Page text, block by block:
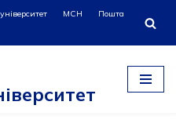
МСН
Пошта